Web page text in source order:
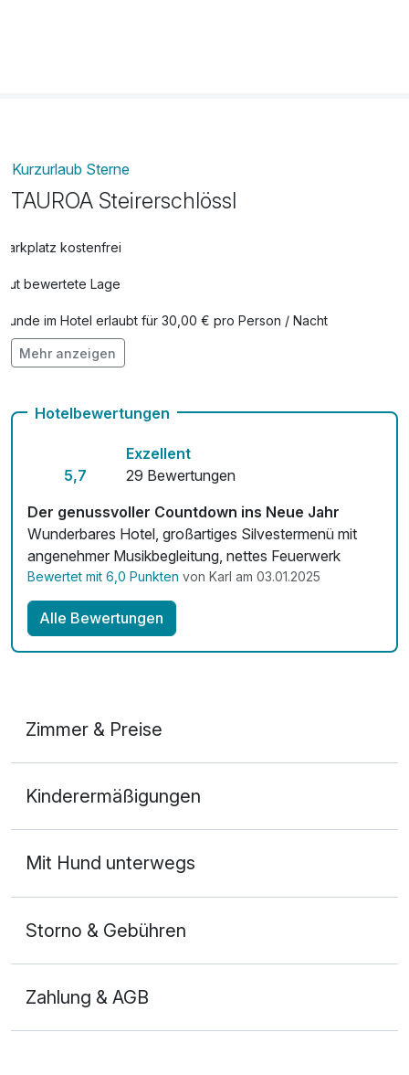
Kurzurlaub Sterne
TAUROA Steirerschlössl
Parkplatz kostenfrei
Gut bewertete Lage
Hunde im Hotel erlaubt für 30,00 € pro Person / Nacht
kostenfreie Leihfahrräder
Mit Hotelbar
Mehr anzeigen
Hotelbewertungen
5,7
Exzellent
29 Bewertungen
Der genussvoller Countdown ins Neue Jahr
Wunderbares Hotel, großartiges Silvestermenü mit
angenehmer Musikbegleitung, nettes Feuerwerk
Bewertet mit 6,0 Punkten von Karl am 03.01.2025
Alle Bewertungen
Zimmer & Preise
2 Erwachsene und 2 Kinder
Kinderermäßigungen
Mit Hund unterwegs
Storno & Gebühren
Zahlung & AGB